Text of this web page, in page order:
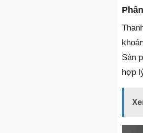
Sản
hợp